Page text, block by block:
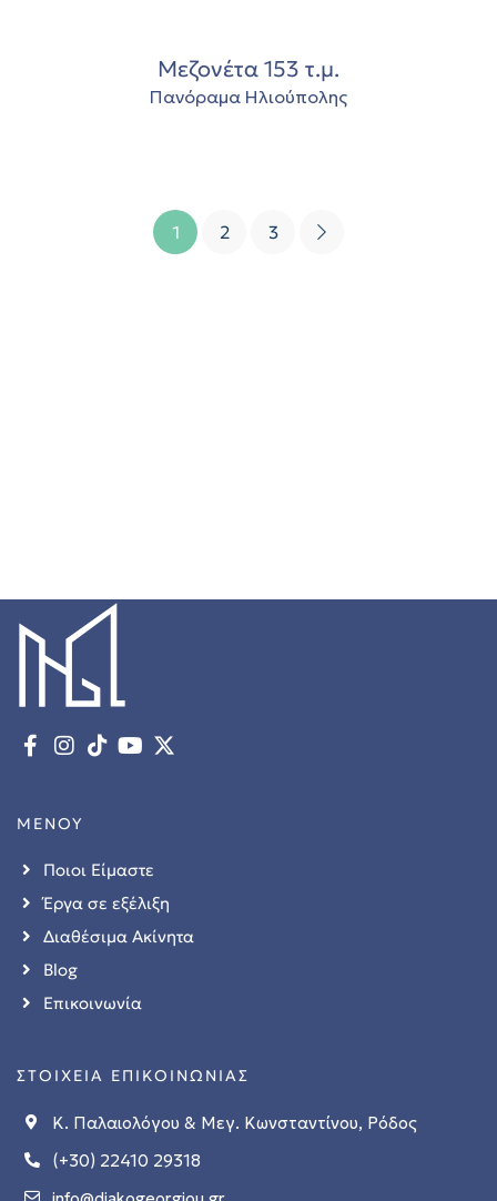
Μεζονέτα 153 τ.μ.
Πανόραμα Ηλιούπολης
1 2 3
ΜΕΝΟΥ
Ποιοι Είμαστε
Έργα σε εξέλιξη
Διαθέσιμα Ακίνητα
Blog
Επικοινωνία
ΣΤΟΙΧΕΙΑ ΕΠΙΚΟΙΝΩΝΙΑΣ
Κ. Παλαιολόγου & Μεγ. Κωνσταντίνου, Ρόδος
(+30) 22410 29318